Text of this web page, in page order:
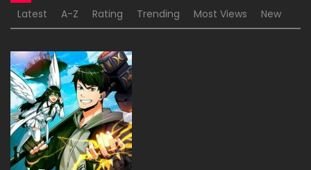
Latest A-Z Rating Trending Most Views New